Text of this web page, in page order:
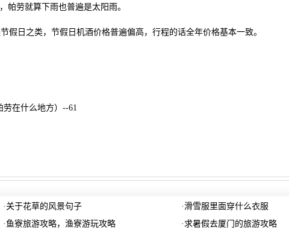
帕劳就算下雨也普遍是太阳雨。
假日之类，节假日机酒价格普遍偏高，行程的话全年价格基本一致。
在什么地方）--61
· 关于花草的风景句子 ·滑雪服里面穿什么衣服
· 鱼寮旅游攻略，渔寮游玩攻略 ·求暑假去厦门的旅游攻略